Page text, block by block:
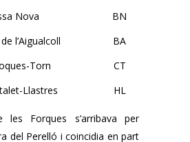
Nova
BN
l’Aigualcoll
BA
Torn
CT
Llastres
HL
les Forques s’arribava per
del Perelló i coincidia en part